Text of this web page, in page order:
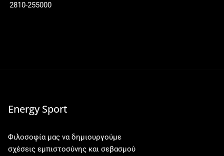
2810-255000
Energy Sport
Φιλοσοφία μας να δημιουργούμε
σχέσεις εμπιστοσύνης και σεβασμού